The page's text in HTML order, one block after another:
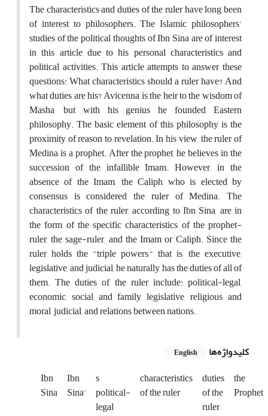
The characteristics and duties of the ruler have long been
of interest to philosophers. The Islamic philosophers'
studies of the political thoughts of Ibn Sina are of interest
in this article due to his personal characteristics and
political activities. This article attempts to answer these
questions: What characteristics should a ruler have? And
what duties are his? Avicenna is the heir to the wisdom of
Masha, but with his genius he founded Eastern
philosophy. The basic element of this philosophy is the
proximity of reason to revelation. In his view, the ruler of
Medina is a prophet. After the prophet, he believes in the
succession of the infallible Imam. However, in the
absence of the Imam, the Caliph who is elected by
consensus is considered the ruler of Medina. The
characteristics of the ruler, according to Ibn Sina, are in
the form of the specific characteristics of the prophet-
ruler, the sage-ruler, and the Imam or Caliph. Since the
ruler holds the "triple powers," that is, the executive,
legislative, and judicial, he naturally has the duties of all of
them. The duties of the ruler include: political-legal,
economic, social, and family, legislative, religious, and
moral, judicial, and relations between nations.
کلیدواژه‌ها English
Ibn
Sina
Ibn
Sina'
s
political-
legal
characteristics
of the ruler
duties
of the
ruler
the
Prophet